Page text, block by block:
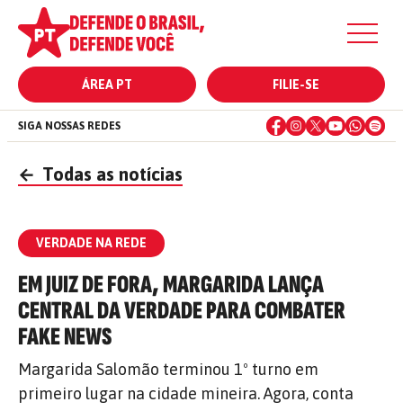
ÁREA PT FILIE-SE
SIGA NOSSAS REDES
← Todas as notícias
VERDADE NA REDE
EM JUIZ DE FORA, MARGARIDA LANÇA
CENTRAL DA VERDADE PARA COMBATER
FAKE NEWS
Margarida Salomão terminou 1º turno em
primeiro lugar na cidade mineira. Agora, conta